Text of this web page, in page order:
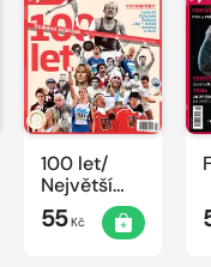
100 let/
Největší
okamžiky
českého
55Kč